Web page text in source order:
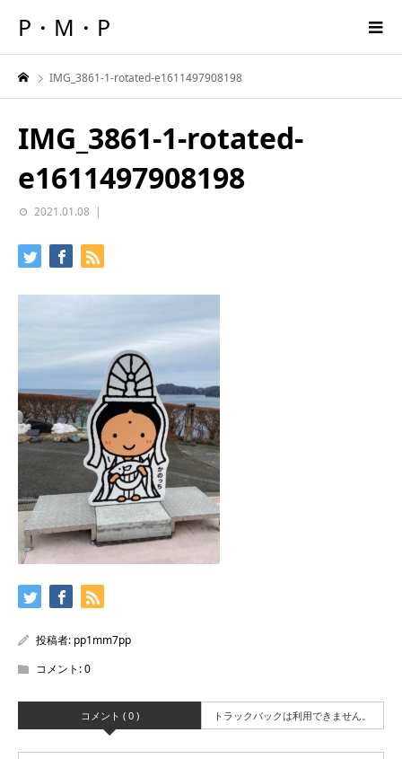
P・M・P
IMG_3861-1-rotated-e1611497908198
IMG_3861-1-rotated-
e1611497908198
2021.01.08
投稿者: pp1mm7pp
コメント:0
コメント ( 0 ) トラックバックは利用できません。